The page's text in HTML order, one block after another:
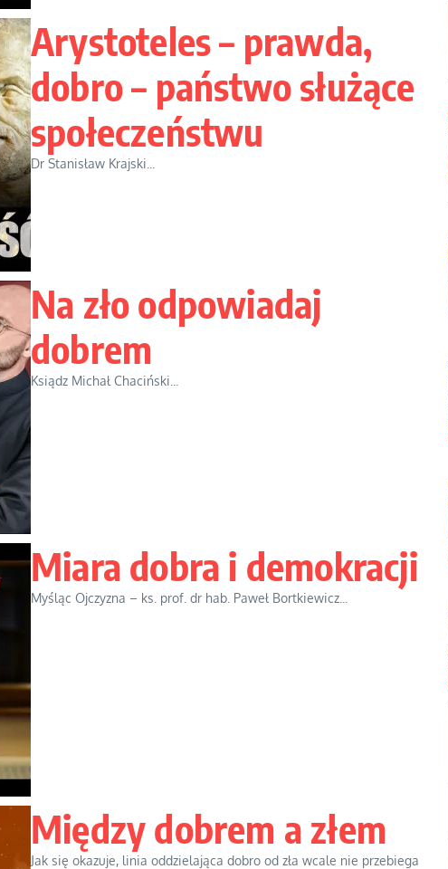
Arystoteles – prawda,
dobro – państwo służące
społeczeństwu
Dr Stanisław Krajski...
Na zło odpowiadaj
dobrem
Ksiądz Michał Chaciński...
Miara dobra i demokracji
Myśląc Ojczyzna – ks. prof. dr hab. Paweł Bortkiewicz...
Między dobrem a złem
Jak się okazuje, linia oddzielająca dobro od zła wcale nie przebiega